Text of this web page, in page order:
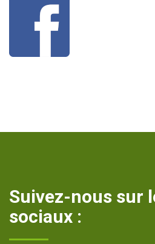
Suivez-nous sur
sociaux :